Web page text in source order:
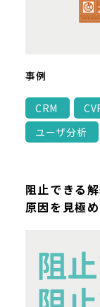
事例
CRM
ユーザ分析
阻止できる
原因を見極